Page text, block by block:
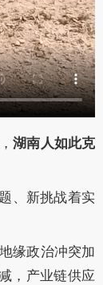
湖南人如此克
、新挑战着实
缘政治冲突加
，产业链供应